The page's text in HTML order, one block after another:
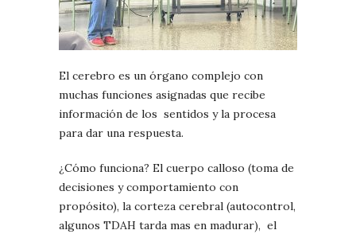
El cerebro es un órgano complejo con
muchas funciones asignadas que recibe
información de los sentidos y la procesa
para dar una respuesta.
¿Cómo funciona? El cuerpo calloso (toma de
decisiones y comportamiento con
propósito), la corteza cerebral (autocontrol,
algunos TDAH tarda mas en madurar), el